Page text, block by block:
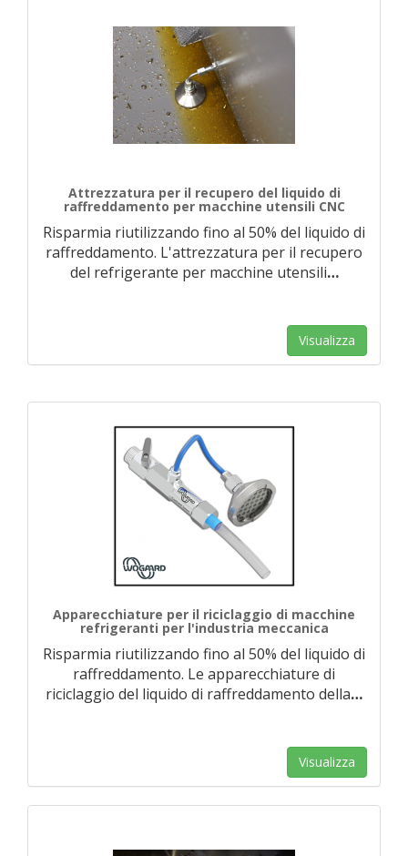
Attrezzatura per il recupero del liquido di
raffreddamento per macchine utensili CNC
Risparmia riutilizzando fino al 50% del liquido di
raffreddamento. L'attrezzatura per il recupero
del refrigerante per macchine utensili…
Visualizza
Apparecchiature per il riciclaggio di macchine
refrigeranti per l'industria meccanica
Risparmia riutilizzando fino al 50% del liquido di
raffreddamento. Le apparecchiature di
riciclaggio del liquido di raffreddamento della…
Visualizza